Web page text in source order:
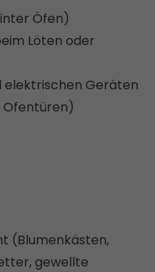
Öfen)
Löten oder
elektrischen Geräten
Ofentüren)
(Blumenkästen,
gewellte